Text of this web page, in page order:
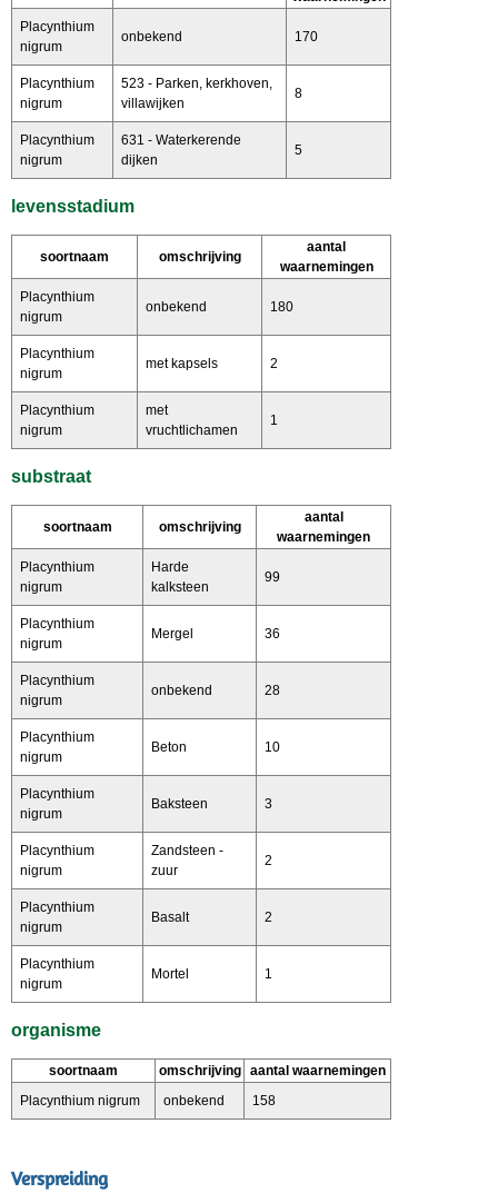
Placynthium
nigrum
onbekend 170
Placynthium
nigrum
523 - Parken, kerkhoven,
villawijken
8
Placynthium
nigrum
631 - Waterkerende
dijken
5
levensstadium
soortnaam omschrijving
aantal
waarnemingen
Placynthium
nigrum
onbekend 180
Placynthium
nigrum
met kapsels 2
Placynthium
nigrum
met
vruchtlichamen
1
substraat
soortnaam omschrijving
aantal
waarnemingen
Placynthium
nigrum
Harde
kalksteen
99
Placynthium
nigrum
Mergel 36
Placynthium
nigrum
onbekend 28
Placynthium
nigrum
Beton 10
Placynthium
nigrum
Baksteen 3
Placynthium
nigrum
Zandsteen -
zuur
2
Placynthium
nigrum
Basalt 2
Placynthium
nigrum
Mortel 1
organisme
soortnaam omschrijving
aantal waarnemingen
Placynthium nigrum
onbekend 158
Verspreiding